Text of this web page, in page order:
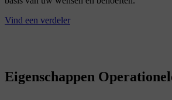
Vind een verdeler
Eigenschappen